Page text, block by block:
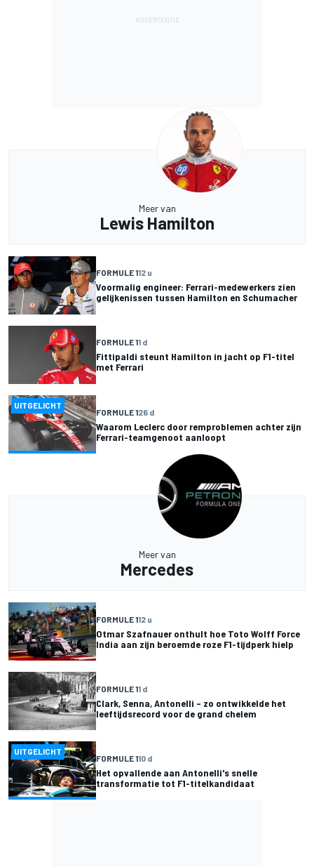
Meer van
Lewis Hamilton
FORMULE 112 u
Voormalig engineer: Ferrari-medewerkers zien
gelijkenissen tussen Hamilton en Schumacher
FORMULE 11 d
Fittipaldi steunt Hamilton in jacht op F1-titel
met Ferrari
UITGELICHT
FORMULE 126 d
Waarom Leclerc door remproblemen achter zijn
Ferrari-teamgenoot aanloopt
Meer van
Mercedes
FORMULE 112 u
Otmar Szafnauer onthult hoe Toto Wolff Force
India aan zijn beroemde roze F1-tijdperk hielp
FORMULE 11 d
Clark, Senna, Antonelli – zo ontwikkelde het
leeftijdsrecord voor de grand chelem
UITGELICHT
FORMULE 110 d
Het opvallende aan Antonelli's snelle
transformatie tot F1-titelkandidaat